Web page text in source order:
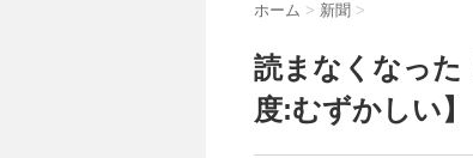
ホーム > 新聞 >
読まなくなった
度:むずかしい】